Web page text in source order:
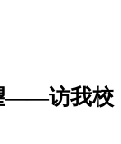
——访我校